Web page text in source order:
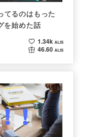
るのはもった
を始めた話
1.34k ALIS
46.60 ALIS